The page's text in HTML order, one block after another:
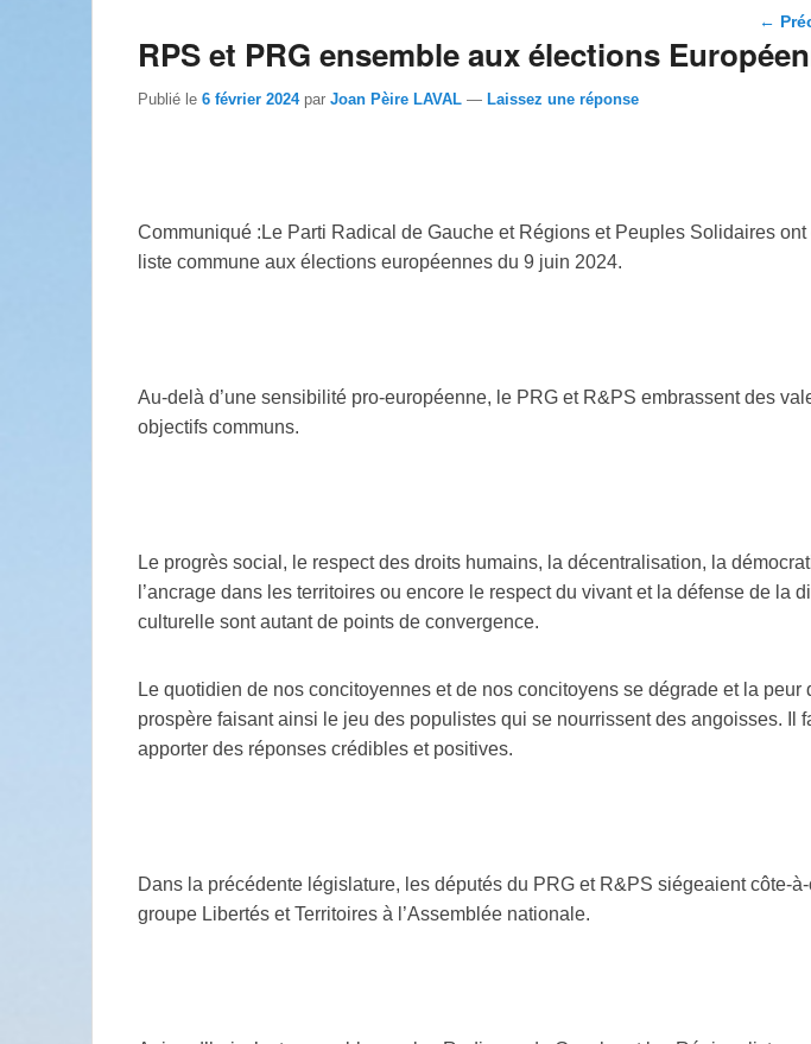
←
RPS et PRG ensemble aux élections
Publié le 6 février 2024 par Joan Pèire LAVAL — Laissez une réponse
Communiqué :Le Parti Radical de Gauche et Régions et Peuples Solidaires
liste commune aux élections européennes du 9 juin 2024.
Au-delà d’une sensibilité pro-européenne, le PRG et R&PS embrassent des
objectifs communs.
Le progrès social, le respect des droits humains, la décentralisation, la
l’ancrage dans les territoires ou encore le respect du vivant et la défense de la
culturelle sont autant de points de convergence.
Le quotidien de nos concitoyennes et de nos concitoyens se dégrade et la peur
prospère faisant ainsi le jeu des populistes qui se nourrissent des angoisses. Il
apporter des réponses crédibles et positives.
Dans la précédente législature, les députés du PRG et R&PS siégeaient côte-
groupe Libertés et Territoires à l’Assemblée nationale.